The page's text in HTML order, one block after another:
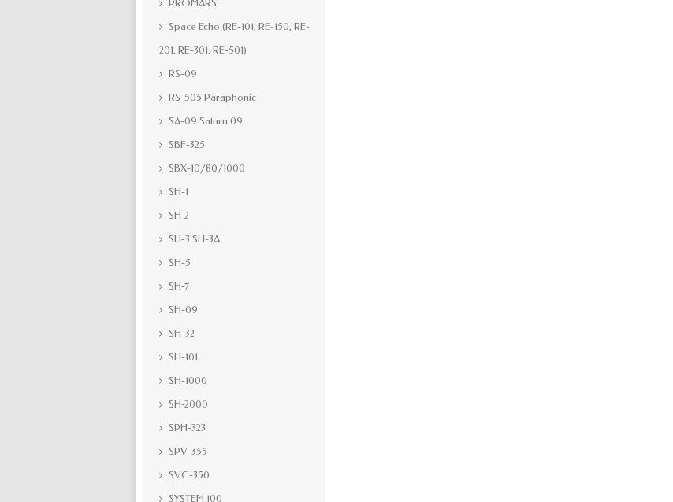
PROMARS
Space Echo (RE-101, RE-150, RE-
201, RE-301, RE-501)
RS-09
RS-505 Paraphonic
SA-09 Saturn 09
SBF-325
SBX-10/80/1000
SH-1
SH-2
SH-3 SH-3A
SH-5
SH-7
SH-09
SH-32
SH-101
SH-1000
SH-2000
SPH-323
SPV-355
SVC-350
SYSTEM 100